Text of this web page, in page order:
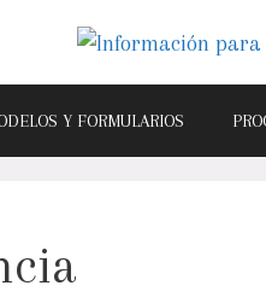
Y FORMULARIOS